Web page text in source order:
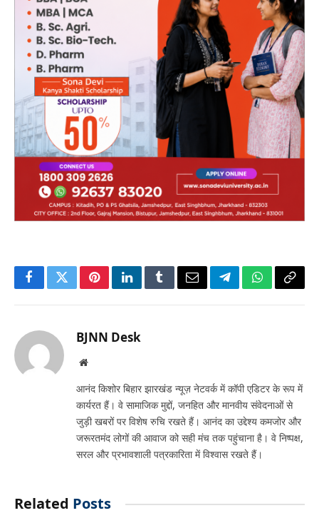
FacebookTwitterPinterestLinkedInTumblrEmailTelegramWhatsApp
Copy
BJNN Desk
Website
आनंद किशोर बिहार झारखंड न्यूज़ नेटवर्क में कॉपी एडिटर के रूप में
कार्यरत हैं। वे सामाजिक मुद्दों, जनहित और मानवीय संवेदनाओं से
जुड़ी खबरों पर विशेष रुचि रखते हैं। आनंद का उद्देश्य कमजोर और
जरूरतमंद लोगों की आवाज को सही मंच तक पहुंचाना है। वे निष्पक्ष,
सरल और प्रभावशाली पत्रकारिता में विश्वास रखते हैं।
Related Posts